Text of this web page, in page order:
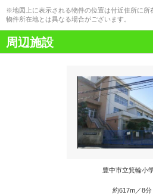
※地図上に表示される物件の位置は付近住所に所
物件所在地とは異なる場合がございます。
周辺施設
豊中市立箕輪小
約617m／8分